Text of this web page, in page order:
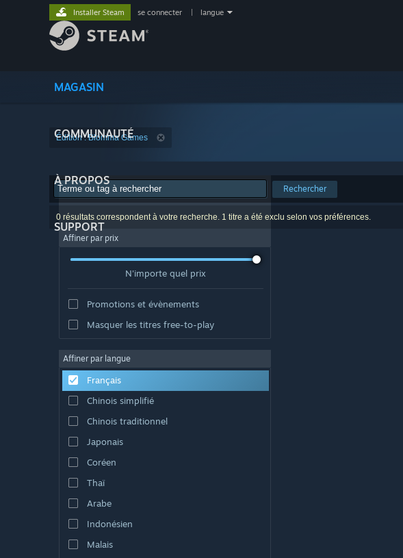
MAGASIN
COMMUNAUTÉ
À PROPOS
SUPPORT
Installer Steam se connecter langue
Édition : Blomma Games
Rechercher
0 résultats correspondent à votre recherche. 1 titre a été exclu selon vos préférences.
Affiner par prix
N'importe quel prix
Promotions et évènements
Masquer les titres free-to-play
Affiner par langue
Français
Chinois simplifié
Chinois traditionnel
Japonais
Coréen
Thaï
Arabe
Indonésien
Malais